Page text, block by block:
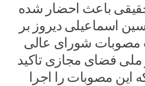
باعث احضار شده
اسماعیلی دیروز بر
مصوبات شورای عالی
فضای مجازی تاکید
مصوبات را اجرا